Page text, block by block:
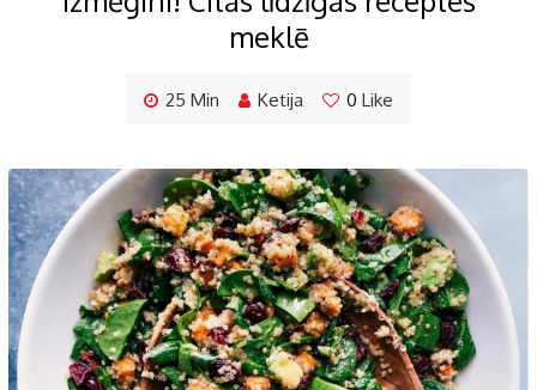
meklē
25 Min Ketija 0 Like